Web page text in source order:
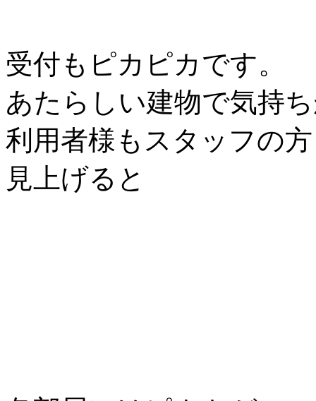
受付もピカピカです。
あたらしい建物で気持
利用者様もスタッフの
見上げると